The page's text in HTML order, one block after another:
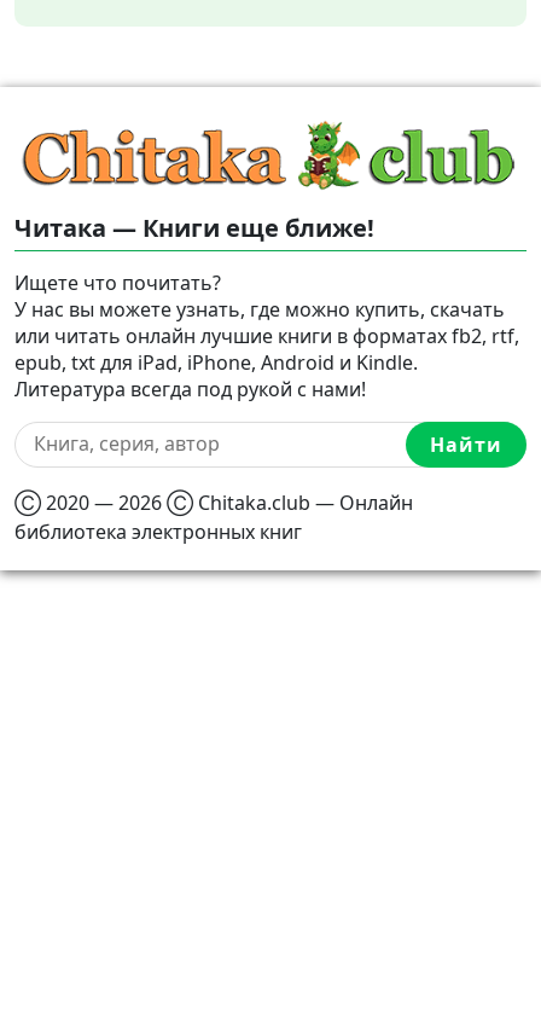
Читака — Книги еще ближе!
Ищете что почитать?
У нас вы можете узнать, где можно купить, скачать
или читать онлайн лучшие книги в форматах fb2, rtf,
epub, txt для iPad, iPhone, Android и Kindle.
Литература всегда под рукой с нами!
Найти
Ⓒ 2020 — 2026 Ⓒ Chitaka.club — Онлайн
библиотека электронных книг